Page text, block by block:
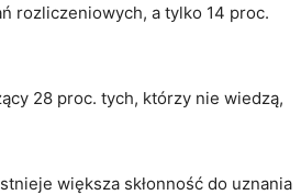
rozliczeniowych, a tylko 14 proc.
28 proc. tych, którzy nie wiedzą,
większa skłonność do uznania